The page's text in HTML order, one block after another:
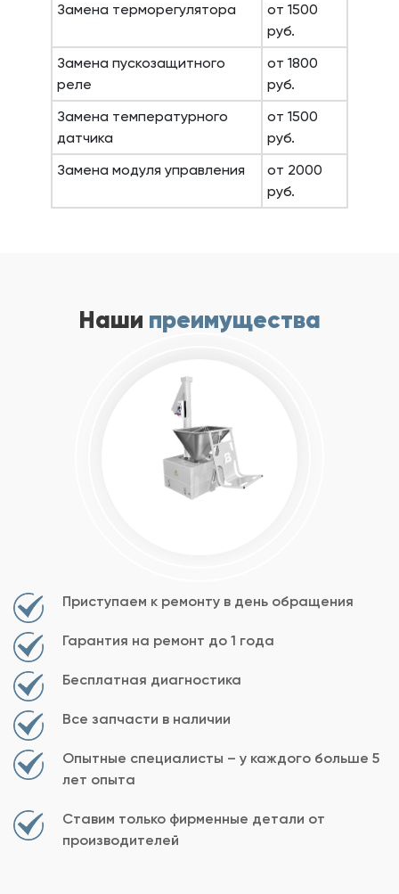
Замена терморегулятора
от 1500
руб.
Замена пускозащитного
реле
от 1800
руб.
Замена температурного
датчика
от 1500
руб.
Замена модуля управления
от 2000
руб.
Наши преимущества
Приступаем к ремонту в день обращения
Гарантия на ремонт до 1 года
Бесплатная диагностика
Все запчасти в наличии
Опытные специалисты – у каждого больше 5
лет опыта
Ставим только фирменные детали от
производителей